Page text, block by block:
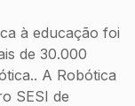
à educação foi
de 30.000
A Robótica
SESI de